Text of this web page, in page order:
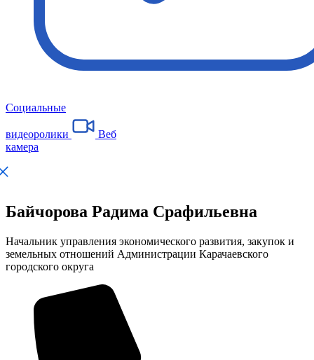
Социальные
видеоролики
Веб
камера
Байчорова Радима Срафильевна
Начальник управления экономического развития, закупок и
земельных отношений Администрации Карачаевского
городского округа